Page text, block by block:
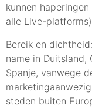
kunnen
alle Live-
Bereik en
name in Duitsland,
Spanje, vanwege
steden buiten